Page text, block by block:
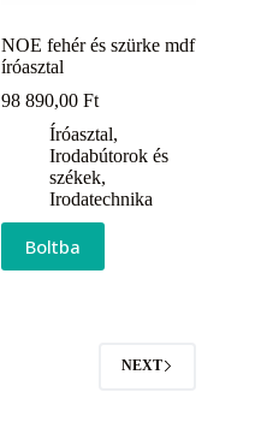
NOE fehér és szürke mdf
íróasztal
98 890,00Ft
Íróasztal,
Irodabútorok és
székek,
Irodatechnika
Boltba
NEXT